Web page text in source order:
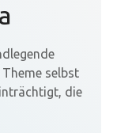
selbst
die